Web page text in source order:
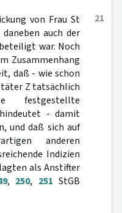
21
von Frau St
auch der
war. Noch
Zusammenhang
daß - wie schon
Z tatsächlich
festgestellte
- damit
und daß sich auf
anderen
Indizien
als Anstifter
, 250, 251 StGB